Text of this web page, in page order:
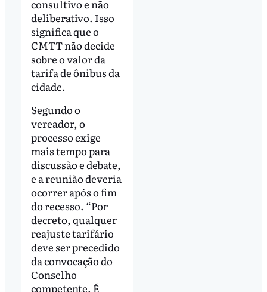
consultivo e não
deliberativo. Isso
significa que o
CMTT não decide
sobre o valor da
tarifa de ônibus da
cidade.
Segundo o
vereador, o
processo exige
mais tempo para
discussão e debate,
e a reunião deveria
ocorrer após o fim
do recesso. “Por
decreto, qualquer
reajuste tarifário
deve ser precedido
da convocação do
Conselho
competente. É